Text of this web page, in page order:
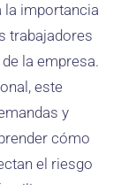
la importancia
trabajadores
la empresa.
este
y
cómo
el riesgo